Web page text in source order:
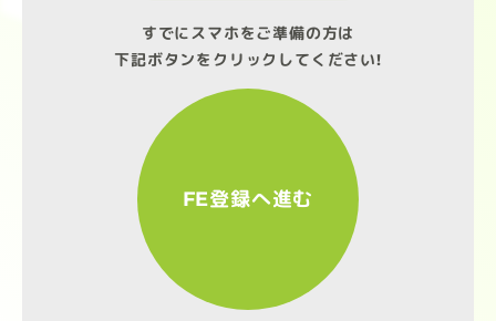
すでにスマホをご準備の方は
下記ボタンをクリックしてください!
FE登録へ進む